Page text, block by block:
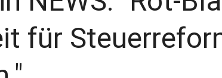
für